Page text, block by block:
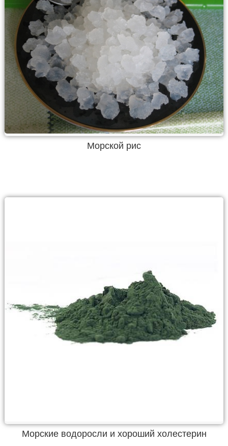
Морской рис
Морские водоросли и хороший холестерин